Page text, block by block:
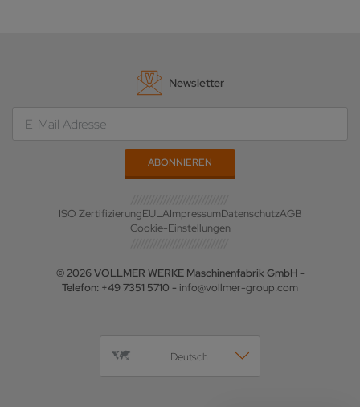
Newsletter
ISO ZertifizierungEULAImpressumDatenschutzAGB
Cookie-Einstellungen
© 2026 VOLLMER WERKE Maschinenfabrik GmbH -
Telefon: +49 7351 5710 - info@vollmer-group.com
Deutsch